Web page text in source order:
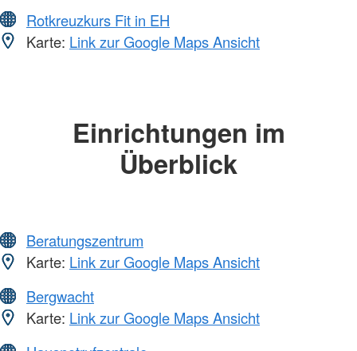
Rotkreuzkurs Fit in EH
Karte: Link zur Google Maps Ansicht
Einrichtungen im
Überblick
Beratungszentrum
Karte: Link zur Google Maps Ansicht
Bergwacht
Karte: Link zur Google Maps Ansicht